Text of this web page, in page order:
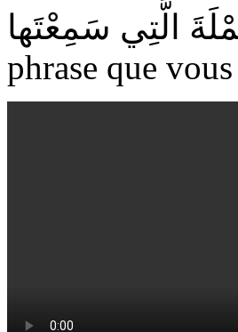
phrase que